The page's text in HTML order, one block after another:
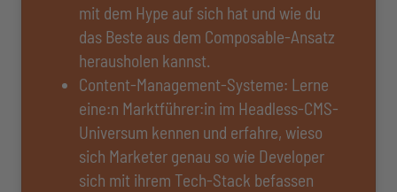
mit dem Hype auf sich hat und wie du
das Beste aus dem Composable-Ansatz
herausholen kannst.
Content-Management-Systeme: Lerne
eine:n Marktführer:in im Headless-CMS-
Universum kennen und erfahre, wieso
sich Marketer genau so wie Developer
sich mit ihrem Tech-Stack befassen